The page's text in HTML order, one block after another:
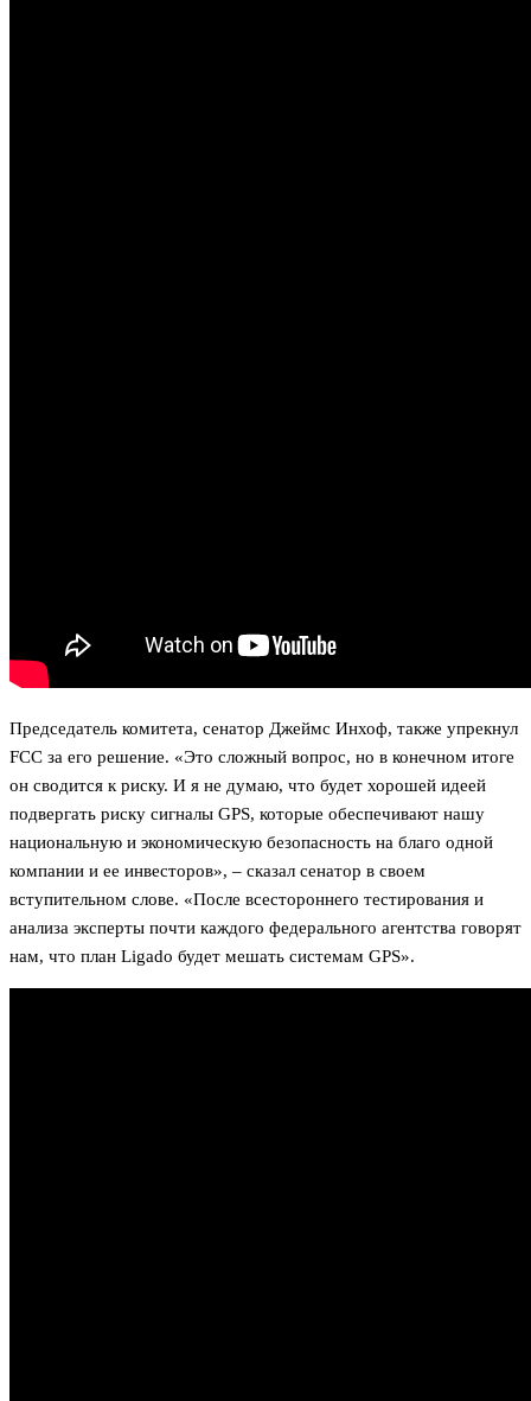
Председатель комитета, сенатор Джеймс Инхоф, также упрекнул
FCC за его решение. «Это сложный вопрос, но в конечном итоге
он сводится к риску. И я не думаю, что будет хорошей идеей
подвергать риску сигналы GPS, которые обеспечивают нашу
национальную и экономическую безопасность на благо одной
компании и ее инвесторов», – сказал сенатор в своем
вступительном слове. «После всестороннего тестирования и
анализа эксперты почти каждого федерального агентства говорят
нам, что план Ligado будет мешать системам GPS».